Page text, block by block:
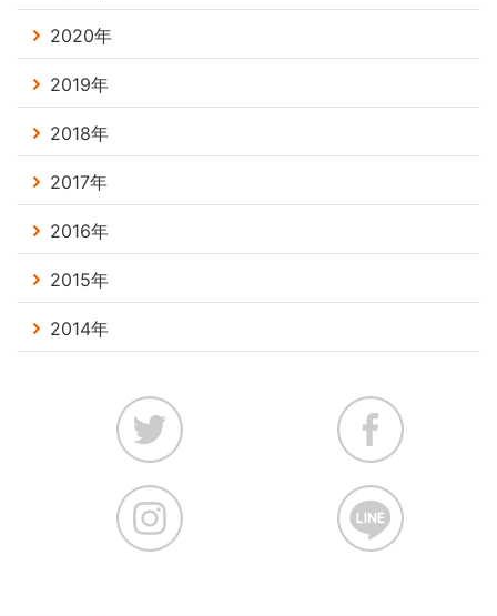
2020年
2019年
2018年
2017年
2016年
2015年
2014年